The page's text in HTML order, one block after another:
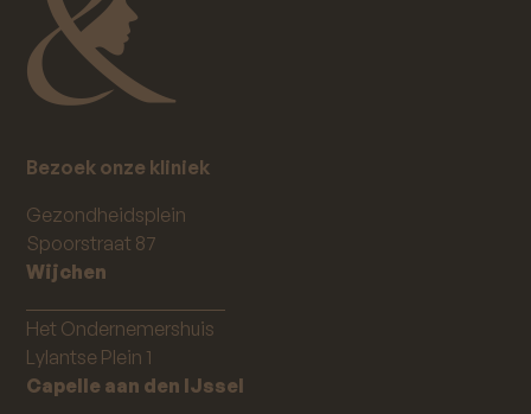
Bezoek onze kliniek
Gezondheidsplein
Spoorstraat 87
Wijchen
Het Ondernemershuis
Lylantse Plein 1
Capelle aan den IJssel